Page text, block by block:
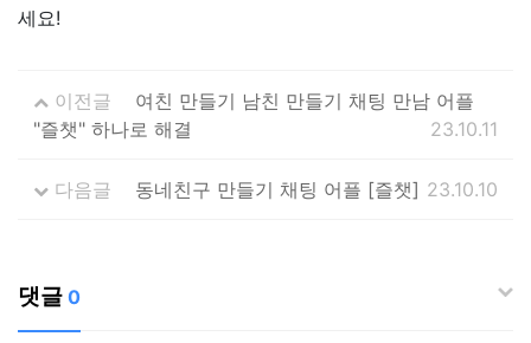
세요!
이전글
여친 만들기 남친 만들기 채팅 만남 어플
"즐챗" 하나로 해결
23.10.11
다음글 동네친구 만들기 채팅 어플 [즐챗] 23.10.10
댓글 0